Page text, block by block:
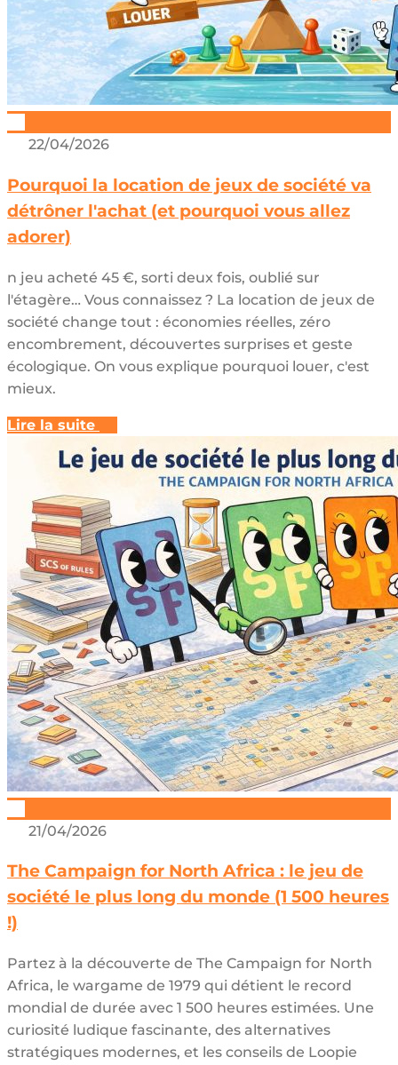
22/04/2026
Pourquoi la location de jeux de société va
détrôner l'achat (et pourquoi vous allez
adorer)
n jeu acheté 45 €, sorti deux fois, oublié sur
l'étagère… Vous connaissez ? La location de jeux de
société change tout : économies réelles, zéro
encombrement, découvertes surprises et geste
écologique. On vous explique pourquoi louer, c'est
mieux.
Lire la suite
21/04/2026
The Campaign for North Africa : le jeu de
société le plus long du monde (1 500 heures
!)
Partez à la découverte de The Campaign for North
Africa, le wargame de 1979 qui détient le record
mondial de durée avec 1 500 heures estimées. Une
curiosité ludique fascinante, des alternatives
stratégiques modernes, et les conseils de Loopie